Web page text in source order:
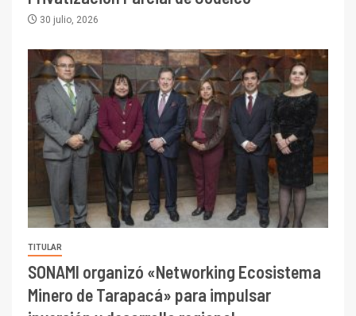
30 julio, 2026
TITULAR
SONAMI organizó «Networking Ecosistema
Minero de Tarapacá» para impulsar